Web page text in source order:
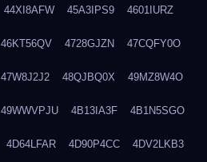
44XI8AFW 45A3IPS9 4601IURZ
46KT56QV 4728GJZN 47CQFY0O
47W8J2J2 48QJBQ0X 49MZ8W4O
49WWVPJU 4B13IA3F 4B1N5SGO
4D64LFAR 4D90P4CC 4DV2LKB3